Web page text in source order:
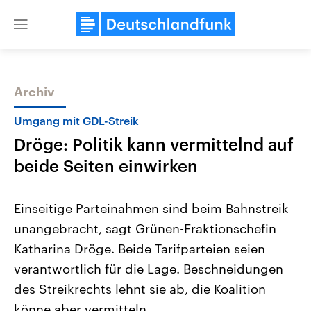
Close
Themen
Landtagswahl Sachsen-Anhalt
2026
Alle Informationen
Sachsen-Anhalt wählt am 6.
September 2026 einen neuen
Landtag. Seit 2021 wird das
Bundesland von einer Koalition aus
Aktuelle Beiträge,
Hintergründe
Wirtschaftlich und
gehören die Vereinigten
den mächtigsten Ländern
Archiv
Umgang mit GDL-Streik
Dröge: Politik kann vermittelnd auf
beide Seiten einwirken
Einseitige Parteinahmen sind beim Bahnstreik
unangebracht, sagt Grünen-Fraktionschefin
Katharina Dröge. Beide Tarifparteien seien
verantwortlich für die Lage. Beschneidungen
des Streikrechts lehnt sie ab, die Koalition